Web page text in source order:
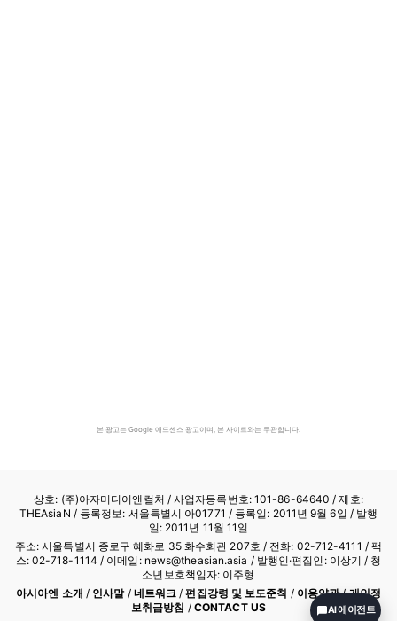
본 광고는 Google 애드센스 광고이며, 본 사이트와는 무관합니다.
상호: (주)아자미디어앤컬처 /사업자등록번호: 101-86-64640 / 제호:
THEAsiaN / 등록정보: 서울특별시 아01771 / 등록일: 2011년 9월 6일 / 발행
일: 2011년 11월 11일
주소: 서울특별시 종로구 혜화로 35 화수회관 207호 / 전화: 02-712-4111 / 팩
스: 02-718-1114 / 이메일: news@theasian.asia / 발행인·편집인: 이상기 / 청
소년보호책임자: 이주형
아시아엔 소개 / 인사말/ 네트워크 /편집강령 및 보도준칙 / 이용약관/개인정
보취급방침 / CONTACT US
AI 에이전트